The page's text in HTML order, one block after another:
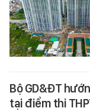
Bộ GD&ĐT
tại điểm thi